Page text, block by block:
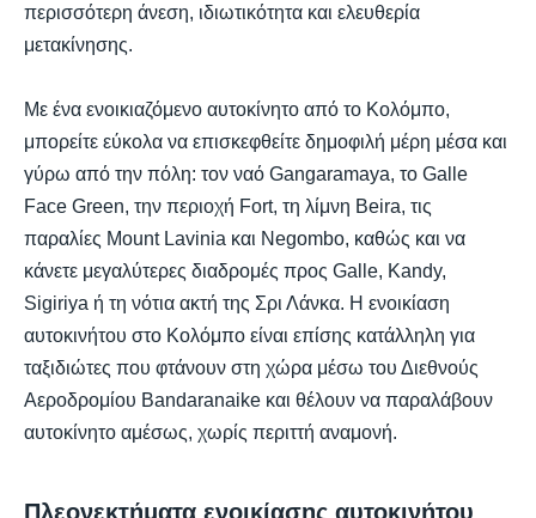
περισσότερη άνεση, ιδιωτικότητα και ελευθερία
μετακίνησης.
Με ένα ενοικιαζόμενο αυτοκίνητο από το Κολόμπο,
μπορείτε εύκολα να επισκεφθείτε δημοφιλή μέρη μέσα και
γύρω από την πόλη: τον ναό Gangaramaya, το Galle
Face Green, την περιοχή Fort, τη λίμνη Beira, τις
παραλίες Mount Lavinia και Negombo, καθώς και να
κάνετε μεγαλύτερες διαδρομές προς Galle, Kandy,
Sigiriya ή τη νότια ακτή της Σρι Λάνκα. Η ενοικίαση
αυτοκινήτου στο Κολόμπο είναι επίσης κατάλληλη για
ταξιδιώτες που φτάνουν στη χώρα μέσω του Διεθνούς
Αεροδρομίου Bandaranaike και θέλουν να παραλάβουν
αυτοκίνητο αμέσως, χωρίς περιττή αναμονή.
Πλεονεκτήματα ενοικίασης αυτοκινήτου